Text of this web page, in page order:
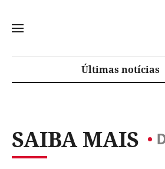
Últimas notícias
SAIBA MAIS